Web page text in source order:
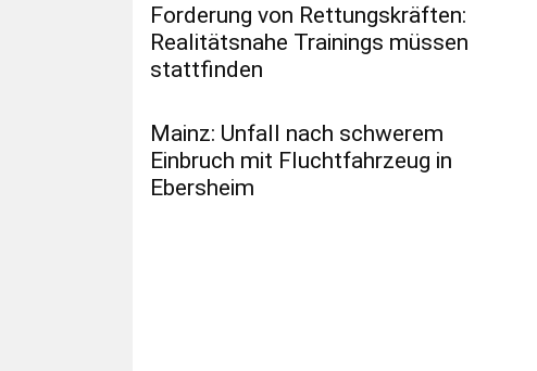
Forderung von Rettungskräften:
Realitätsnahe Trainings müssen
stattfinden
Mainz: Unfall nach schwerem
Einbruch mit Fluchtfahrzeug in
Ebersheim